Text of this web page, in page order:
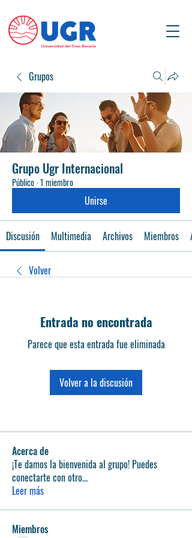
Grupos
Grupo Ugr Internacional
Público·1 miembro
Unirse
Discusión Multimedia Archivos Miembros
Volver
Entrada no encontrada
Parece que esta entrada fue eliminada
Volver a la discusión
Acerca de
¡Te damos la bienvenida al grupo! Puedes
conectarte con otro...
Leer más
Miembros